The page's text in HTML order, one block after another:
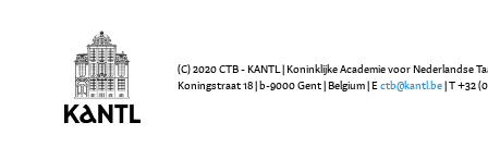
(C) 2020 CTB - KANTL | Koninklijke Academie voor Nederlandse
Koningstraat 18 | b-9000 Gent | Belgium | E ctb@kantl.be | T +32